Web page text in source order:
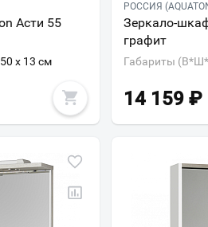
Асти 55
x 13 см
РОССИЯ
Зеркало-
графит
Габариты
14 159 ₽
Ваш город
Всё верно